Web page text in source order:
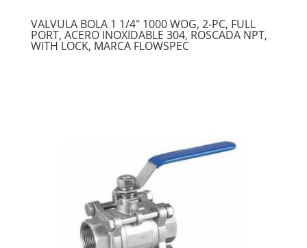
VALVULA BOLA 1 1/4″ 1000 WOG, 2-PC, FULL
PORT, ACERO INOXIDABLE 304, ROSCADA NPT,
WITH LOCK, MARCA FLOWSPEC